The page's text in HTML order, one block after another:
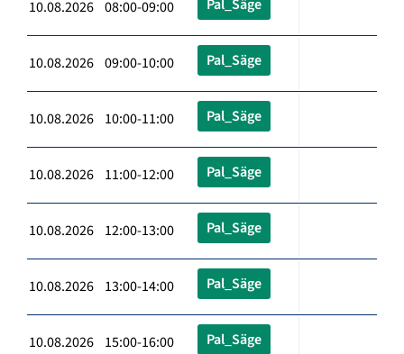
10.08.2026 08:00-09:00 Pal_Säge
10.08.2026 09:00-10:00 Pal_Säge
10.08.2026 10:00-11:00 Pal_Säge
10.08.2026 11:00-12:00 Pal_Säge
10.08.2026 12:00-13:00 Pal_Säge
10.08.2026 13:00-14:00 Pal_Säge
10.08.2026 15:00-16:00 Pal_Säge